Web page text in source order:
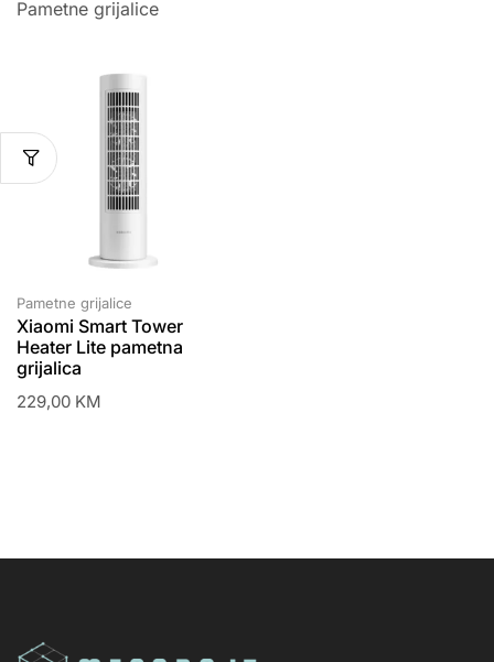
Pametne grijalice
Pametne grijalice
Xiaomi Smart Tower
Heater Lite pametna
grijalica
229,00 KM